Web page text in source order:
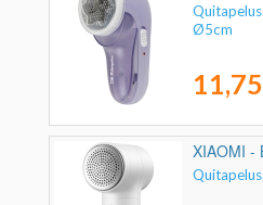
Ø5cm
XIAOMI -